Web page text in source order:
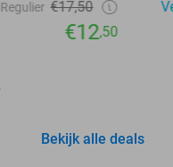
Regulier €17,50
€12,50
Bekijk alle deals